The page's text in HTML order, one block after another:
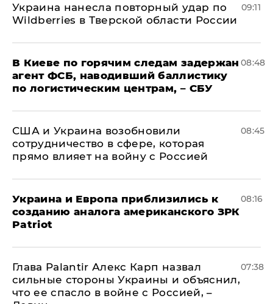
Украина нанесла повторный удар по
Wildberries в Тверской области России
09:11
В Киеве по горячим следам задержан
агент ФСБ, наводивший баллистику
по логистическим центрам, – СБУ
08:48
США и Украина возобновили
сотрудничество в сфере, которая
прямо влияет на войну с Россией
08:45
Украина и Европа приблизились к
созданию аналога американского ЗРК
Patriot
08:16
Глава Palantir Алекс Карп назвал
сильные стороны Украины и объяснил,
что ее спасло в войне с Россией, –
07:38